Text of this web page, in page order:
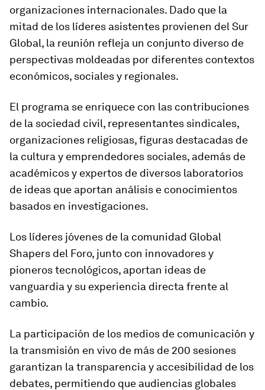
organizaciones internacionales. Dado que la
mitad de los líderes asistentes provienen del Sur
Global, la reunión refleja un conjunto diverso de
perspectivas moldeadas por diferentes contextos
económicos, sociales y regionales.
El programa se enriquece con las contribuciones
de la sociedad civil, representantes sindicales,
organizaciones religiosas, figuras destacadas de
la cultura y emprendedores sociales, además de
académicos y expertos de diversos laboratorios
de ideas que aportan análisis e conocimientos
basados en investigaciones.
Los líderes jóvenes de la comunidad Global
Shapers del Foro, junto con innovadores y
pioneros tecnológicos, aportan ideas de
vanguardia y su experiencia directa frente al
cambio.
La participación de los medios de comunicación y
la transmisión en vivo de más de 200 sesiones
garantizan la transparencia y accesibilidad de los
debates, permitiendo que audiencias globales